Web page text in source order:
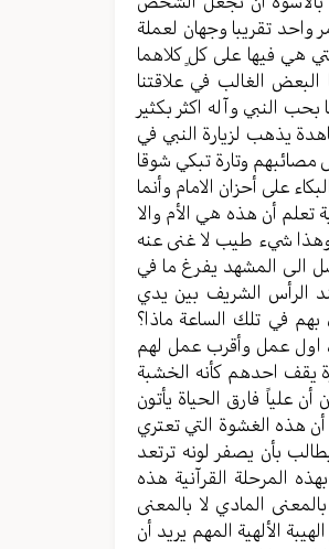
واحد تقريبا وجهان لعملة
هي فيها على كلٍ كلاهما
الغالب في علاقتنا
النبي وآله اكثر بكثير
يذهب لزيارة النبي في
مصائبهم وتارة تبكي شوقا
على أحزان الامام وأنما
تعلم أن هذه هي الأم والا
وهذا شيء طيب لا غنى عنه
الى المشهد يفرغ ما في
الرأس الشريف بين يدي
في تلك الساعة ماذا؟
اول عمل وأقرب عمل لهم
يقف احدهم كأنه الخشبة
علياً فارق الحياة يأتون
أن هذه الغشوة التي تعتري
بأن يصفر لونه ترتعد
المرحلة القرآنية هذه
المادي لا بالمعنى
الألهية المهم يريد أن